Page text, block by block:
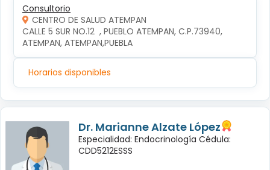
Consultorio
CENTRO DE SALUD ATEMPAN
CALLE 5 SUR NO.12  , PUEBLO ATEMPAN, C.P.73940,
ATEMPAN, ATEMPAN,PUEBLA
Horarios disponibles
Dr. Marianne Alzate López
Especialidad: Endocrinología Cédula:
CDD5212ESSS